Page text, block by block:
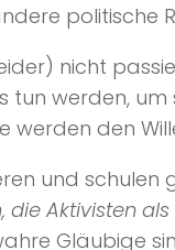
politische
nicht
tun werden, um
werden den
und schulen
die Aktivisten
Gläubige